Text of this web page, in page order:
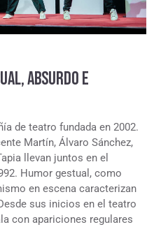
ABSURDO E
de teatro fundada en 2002.
Martín, Álvaro Sánchez,
llevan juntos en el
Humor gestual, como
en escena caracterizan
sus inicios en el teatro
con apariciones regulares